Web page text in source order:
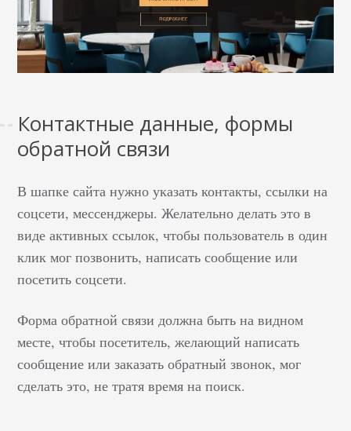
Контактные данные, формы
обратной связи
В шапке сайта нужно указать контакты, ссылки на
соцсети, мессенджеры. Желательно делать это в
виде активных ссылок, чтобы пользователь в один
клик мог позвонить, написать сообщение или
посетить соцсети.
Форма обратной связи должна быть на видном
месте, чтобы посетитель, желающий написать
сообщение или заказать обратный звонок, мог
сделать это, не тратя время на поиск.